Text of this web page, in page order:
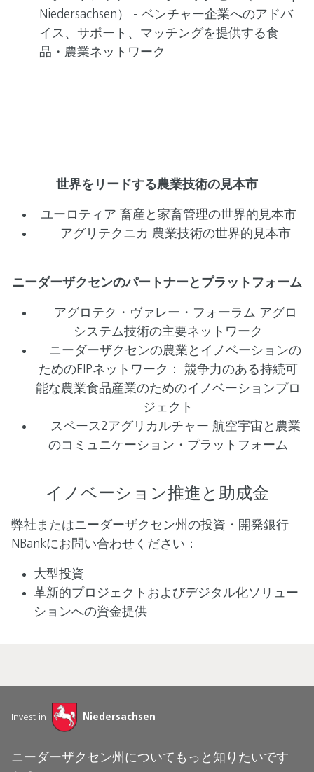
Niedersachsen） - ベンチャー企業へのアドバ
イス、サポート、マッチングを提供する食
品・農業ネットワーク
世界をリードする農業技術の見本市
ユーロティア 畜産と家畜管理の世界的見本市
アグリテクニカ 農業技術の世界的見本市
ニーダーザクセンのパートナーとプラットフォーム
アグロテク・ヴァレー・フォーラム アグロ
システム技術の主要ネットワーク
ニーダーザクセンの農業とイノベーションの
ためのEIPネットワーク： 競争力のある持続可
能な農業食品産業のためのイノベーションプロ
ジェクト
スペース2アグリカルチャー 航空宇宙と農業
のコミュニケーション・プラットフォーム
イノベーション推進と助成金
弊社またはニーダーザクセン州の投資・開発銀行
NBankにお問い合わせください：
大型投資
革新的プロジェクトおよびデジタル化ソリュー
ションへの資金提供
Invest in Niedersachsen
ニーダーザクセン州についてもっと知りたいです